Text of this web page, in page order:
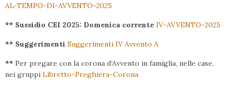
AL-TEMPO-DI-AVVENTO-2025
** Sussidio CEI 2025: Domenica corrente IV-AVVENTO-2025
** Suggerimenti Suggerimenti IV Avvento A
** Per pregare con la corona d’Avvento in famiglia, nelle case.
nei gruppi Libretto-Preghiera-Corona